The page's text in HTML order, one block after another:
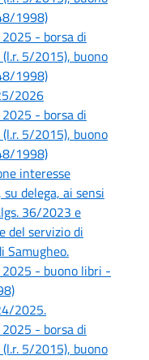
1998)
- borsa di
5/2015), buono
1998)
2026
- borsa di
5/2015), buono
1998)
interesse
delega, ai sensi
36/2023 e
del servizio di
Samugheo.
- buono libri -
2025.
- borsa di
5/2015), buono